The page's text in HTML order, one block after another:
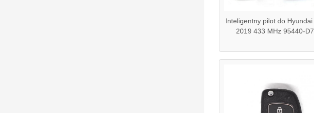
Inteligentny pilot do Hyundai
2019 433 MHz 95440-